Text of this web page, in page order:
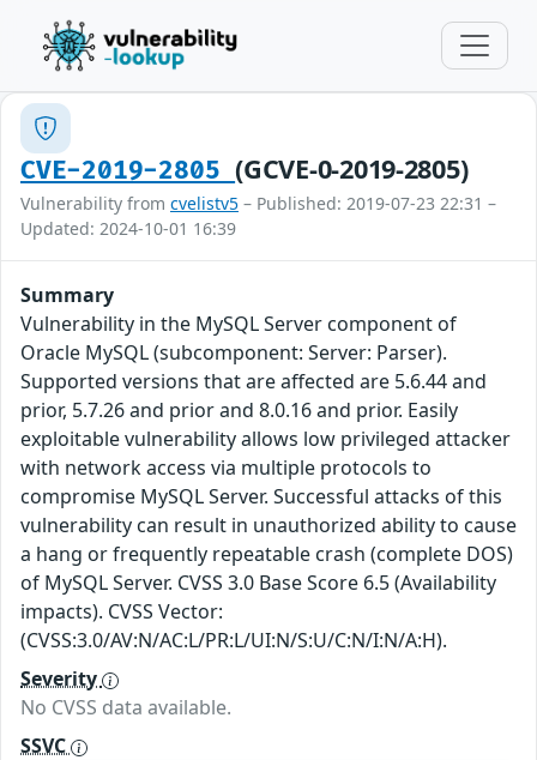
CVE-2019-2805(GCVE-0-2019-2805)
Vulnerability from cvelistv5 – Published: 2019-07-23 22:31 –
Updated: 2024-10-01 16:39
Summary
Vulnerability in the MySQL Server component of
Oracle MySQL (subcomponent: Server: Parser).
Supported versions that are affected are 5.6.44 and
prior, 5.7.26 and prior and 8.0.16 and prior. Easily
exploitable vulnerability allows low privileged attacker
with network access via multiple protocols to
compromise MySQL Server. Successful attacks of this
vulnerability can result in unauthorized ability to cause
a hang or frequently repeatable crash (complete DOS)
of MySQL Server. CVSS 3.0 Base Score 6.5 (Availability
impacts). CVSS Vector:
(CVSS:3.0/AV:N/AC:L/PR:L/UI:N/S:U/C:N/I:N/A:H).
Severity
No CVSS data available.
SSVC